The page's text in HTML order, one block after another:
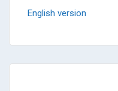
English version